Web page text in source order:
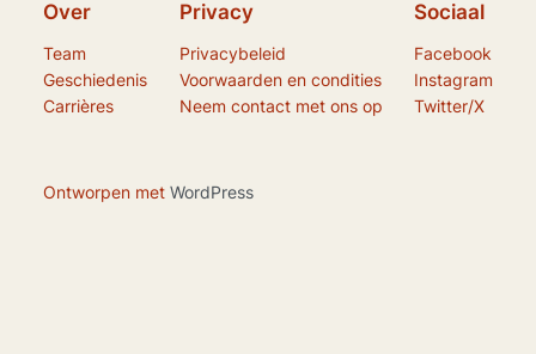
Over
Team
Geschiedenis
Carrières
Privacy
Privacybeleid
Voorwaarden en condities
Neem contact met ons op
Sociaal
Facebook
Instagram
Twitter/X
Ontworpen met WordPress